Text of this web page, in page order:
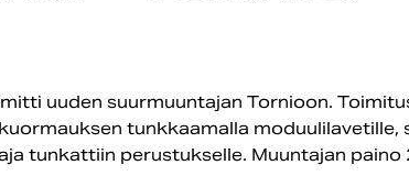
uuden suurmuuntajan Tornioon.
tunkkaamalla moduulilavetille,
tunkattiin perustukselle. Muuntajan paino